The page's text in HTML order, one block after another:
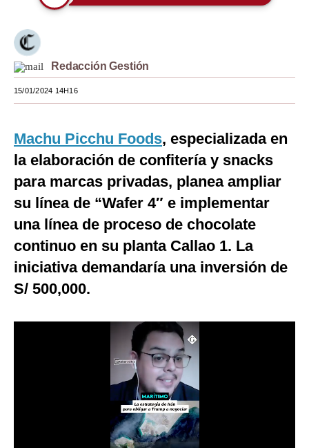
Lujo
Viajes
Mundo
EEUU
México
España
Internacional
Tecnología
Club del Suscriptor
Redacción Gestión
15/01/2024 14H16
Machu Picchu Foods, especializada en
la elaboración de confitería y snacks
para marcas privadas, planea ampliar
su línea de “Wafer 4″ e implementar
una línea de proceso de chocolate
continuo en su planta Callao 1. La
iniciativa demandaría una inversión de
S/ 500,000.